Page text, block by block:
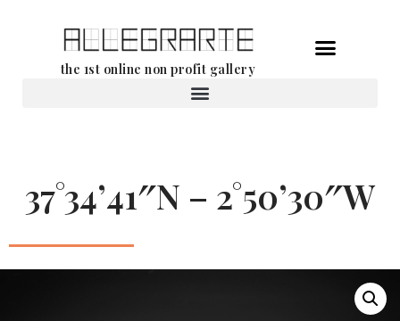
the 1st online non profit gallery
37°34’41″N – 2°50’30″W